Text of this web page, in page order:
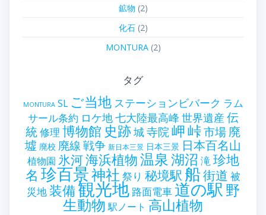
鉱物 (2)
化石(2)
MONTURA(2)
タグ
MONTURA SL ご当地 ステーションビバーク ラム
サール条約 ロケ地七大陸最高峰 世界遺産 伝
統修理 博物館 史跡城寺院岬峠市場 廃
墟 廃校 廃線戦争 新日本三景 日本三景 日本百名山
植物園 氷河海浜植物温泉湖沼 滝 珍地
名 珍百景神社 祭り 秘境駅 船街道 被
災地 装備観光地 路面電車道の駅 野
生動物 駅ノート 高山植物